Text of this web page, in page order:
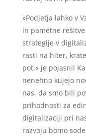
»Podjetja lahko v
in pametne
strategije v
rasti na hiter,
pot,« je pojasnil
nenehno kujejo
nas, da smo bili
prihodnosti za
digitalizaciji pri
razvoju bomo